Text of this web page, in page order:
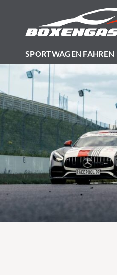
springen
SPORTWAGEN FAHREN